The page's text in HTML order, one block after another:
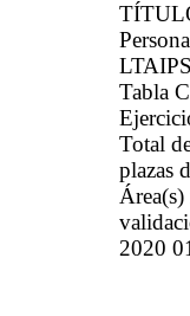
Tabla
Total
plazas
2020